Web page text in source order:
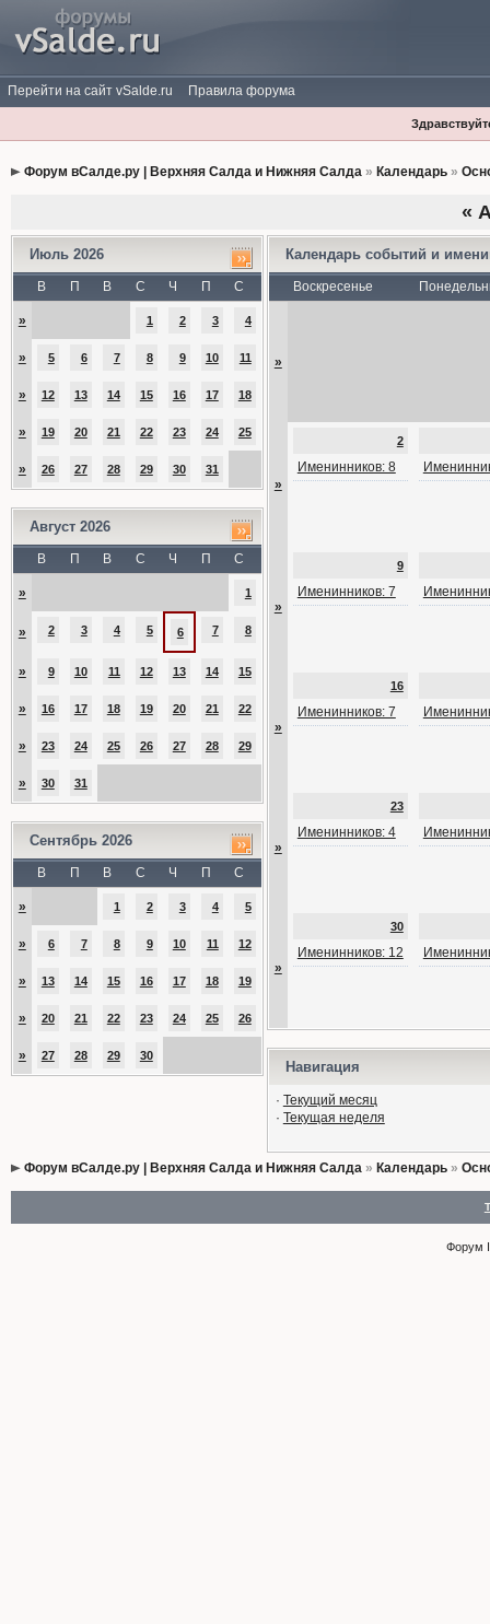
Перейти на сайт vSalde.ru Правила форума
Форум вСалде.ру | Верхняя Салда и Нижняя Салда» Календарь»
«
Июль 2026
В П В С Ч П С
» 1 2 3 4
» 5 6 7 8 9 10 11
» 12 13 14 15 16 17 18
» 19 20 21 22 23 24 25
» 26 27 28 29 30 31
Август 2026
В П В С Ч П С
» 1
» 2 3 4 5 6 7 8
» 9 10 11 12 13 14 15
» 16 17 18 19 20 21 22
» 23 24 25 26 27 28 29
» 30 31
Сентябрь 2026
В П В С Ч П С
» 1 2 3 4 5
» 6 7 8 9 10 11 12
» 13 14 15 16 17 18 19
» 20 21 22 23 24 25 26
» 27 28 29 30
Календарь событий и
Воскресенье
»
»
2
Именинников: 8
»
9
Именинников: 7
»
16
Именинников: 7
»
23
Именинников: 4
»
30
Именинников: 12
Навигация
· Текущий месяц
· Текущая неделя
Форум вСалде.ру | Верхняя Салда и Нижняя Салда» Календарь»
Форум